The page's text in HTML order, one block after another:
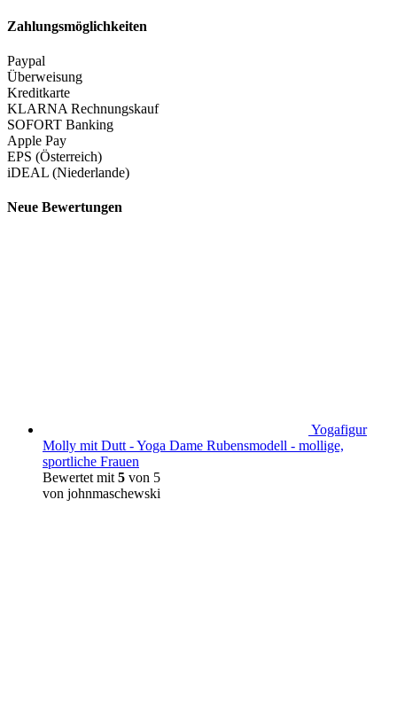
Zahlungsmöglichkeiten
Paypal
Überweisung
Kreditkarte
KLARNA Rechnungskauf
SOFORT Banking
Apple Pay
EPS (Österreich)
iDEAL (Niederlande)
Neue Bewertungen
Yogafigur
Molly mit Dutt - Yoga Dame Rubensmodell - mollige,
sportliche Frauen
Bewertet mit 5 von 5
von johnmaschewski